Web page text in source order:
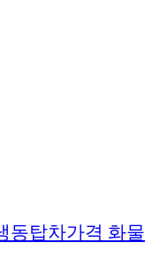
동탑차가격 화물